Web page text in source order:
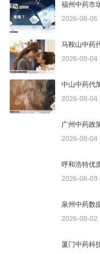
福州中药市
2026-08-05
马鞍山中药
2026-08-04
中山中药代
2026-08-04
广州中药政
2026-08-04
呼和浩特优
2026-08-03
泉州中药数
2026-08-02
厦门中药科